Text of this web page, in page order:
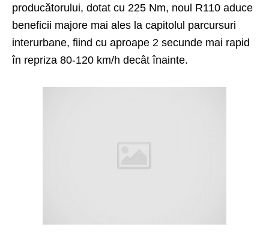
producătorului, dotat cu 225 Nm, noul R110 aduce
beneficii majore mai ales la capitolul parcursuri
interurbane, fiind cu aproape 2 secunde mai rapid
în repriza 80-120 km/h decât înainte.